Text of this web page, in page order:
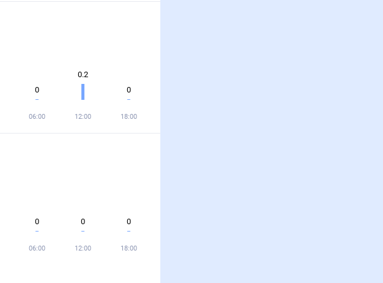
0
06:00
0.2
12:00
0
18:00
0
06:00
0
12:00
0
18:00